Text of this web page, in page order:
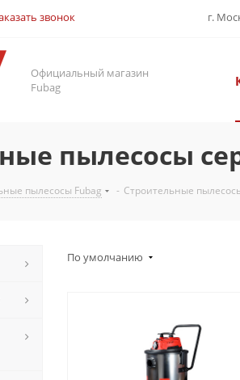
звонок г.
Официальный магазин
Fubag
пылесосы
пылесосы Fubag - Строительные
По умолчанию